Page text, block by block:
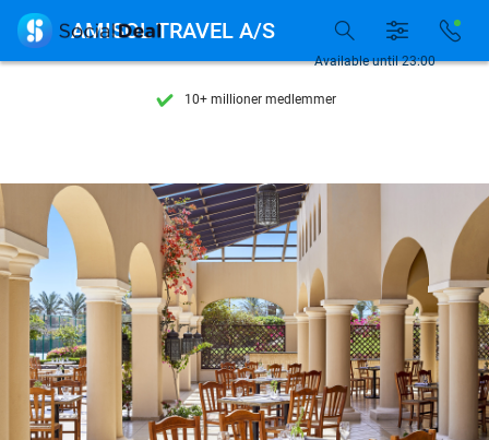
Tilgængelig 7 dage om ugen
10+ millioner medlemmer
Tilgængelig 7 dage om ugen
10+ millioner medlemmer
Available until 23:00
 AMISOL TRAVEL A/S